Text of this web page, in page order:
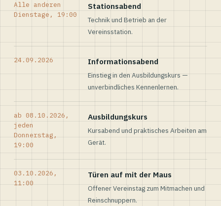
Alle anderen
Dienstage, 19:00
Stationsabend
Technik und Betrieb an der
Vereinsstation.
24.09.2026 Informationsabend
Einstieg in den Ausbildungskurs —
unverbindliches Kennenlernen.
ab 08.10.2026,
jeden
Donnerstag,
19:00
Ausbildungskurs
Kursabend und praktisches Arbeiten am
Gerät.
03.10.2026,
11:00
Türen auf mit der Maus
Offener Vereinstag zum Mitmachen und
Reinschnuppern.